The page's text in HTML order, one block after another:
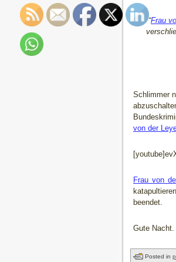
“Frau
Schlimmer
von der
Frau von
beendet.
Gute Nacht.
Posted in